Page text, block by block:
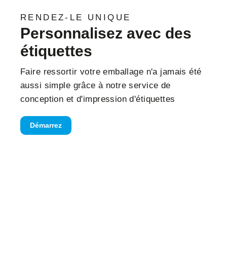
RENDEZ-LE UNIQUE
Personnalisez avec des
étiquettes
Faire ressortir votre emballage n'a jamais été
aussi simple grâce à notre service de
conception et d'impression d'étiquettes
Démarrez